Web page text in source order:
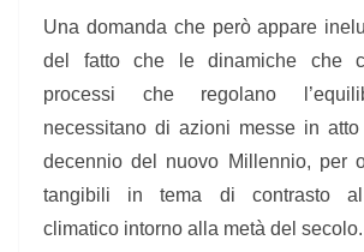
Una domanda che però appare
del fatto che le dinamiche che
processi che regolano
necessitano di azioni messe in
decennio del nuovo Millennio, per
tangibili in tema di contrasto al
climatico intorno alla metà del secolo.